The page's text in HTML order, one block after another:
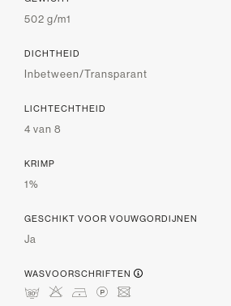
502 g/m1
DICHTHEID
Inbetween/Transparant
LICHTECHTHEID
4 van 8
KRIMP
1%
GESCHIKT VOOR VOUWGORDIJNEN
Ja
WASVOORSCHRIFTEN
mHDLU